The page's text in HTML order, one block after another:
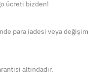
ücreti bizden!
para iadesi veya değişim
altındadır.